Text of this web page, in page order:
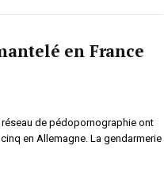
en France
de pédopornographie ont
en Allemagne. La gendarmerie